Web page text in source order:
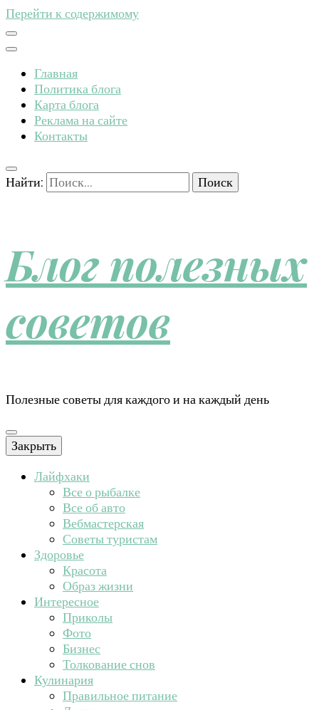
Перейти к содержимому
Главная
Политика блога
Карта блога
Реклама на сайте
Контакты
Найти:
Блог полезных
советов
Полезные советы для каждого и на каждый день
Закрыть
Лайфхаки
Все о рыбалке
Все об авто
Вебмастерская
Советы туристам
Здоровье
Красота
Образ жизни
Интересное
Приколы
Фото
Бизнес
Толкование снов
Кулинария
Правильное питание